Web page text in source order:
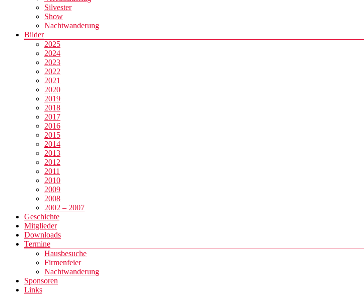
Silvester
Show
Nachtwanderung
Bilder
2025
2024
2023
2022
2021
2020
2019
2018
2017
2016
2015
2014
2013
2012
2011
2010
2009
2008
2002 – 2007
Geschichte
Mitglieder
Downloads
Termine
Hausbesuche
Firmenfeier
Nachtwanderung
Sponsoren
Links